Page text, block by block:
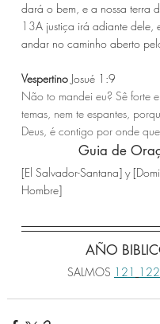
dará o bem, e a nossa terra
13A justiça irá adiante dele,
andar no caminho aberto
Vespertino Josué 1:9
Não to mandei eu? Sê forte
temas, nem te espantes,
Deus, é contigo por onde
Guia de
[El Salvador-Santana] y
Hombre]
AÑO
SALMOS 121 122